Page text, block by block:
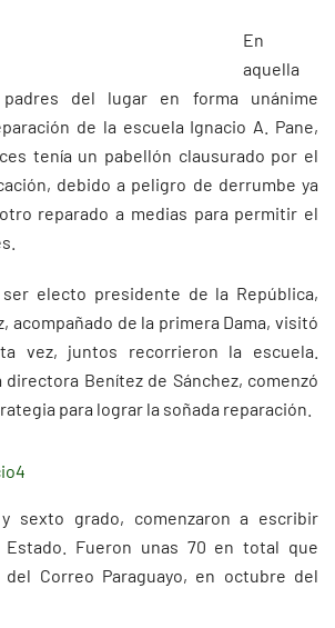
En
aquella
del lugar en forma unánime
de la escuela Ignacio A. Pane,
tenía un pabellón clausurado por el
debido a peligro de derrumbe ya
reparado a medias para permitir el
electo presidente de la República,
acompañado de la primera Dama, visitó
vez, juntos recorrieron la escuela.
Benítez de Sánchez, comenzó
para lograr la soñada reparación.
sexto grado, comenzaron a escribir
Fueron unas 70 en total que
Correo Paraguayo, en octubre del